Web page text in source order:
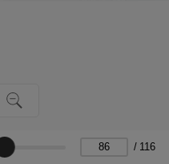
/ 116